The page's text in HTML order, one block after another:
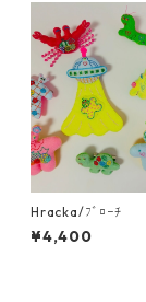
Hracka/ﾌﾞﾛｰﾁ
¥4,400